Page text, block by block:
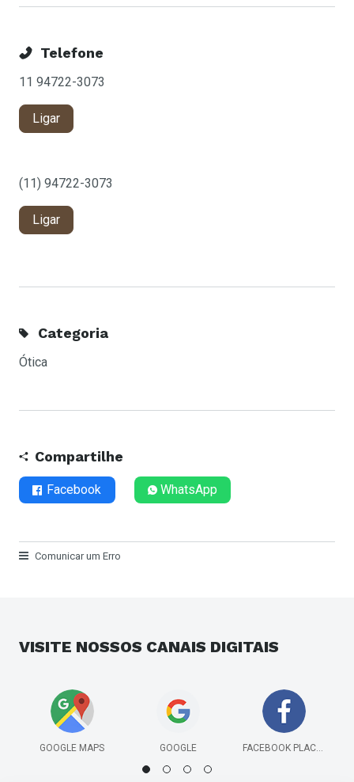
Telefone
11 94722-3073
Ligar
(11) 94722-3073
Ligar
Categoria
Ótica
Compartilhe
Facebook WhatsApp
Comunicar um Erro
VISITE NOSSOS CANAIS DIGITAIS
GOOGLE MAPS GOOGLE FACEBOOK PLACES